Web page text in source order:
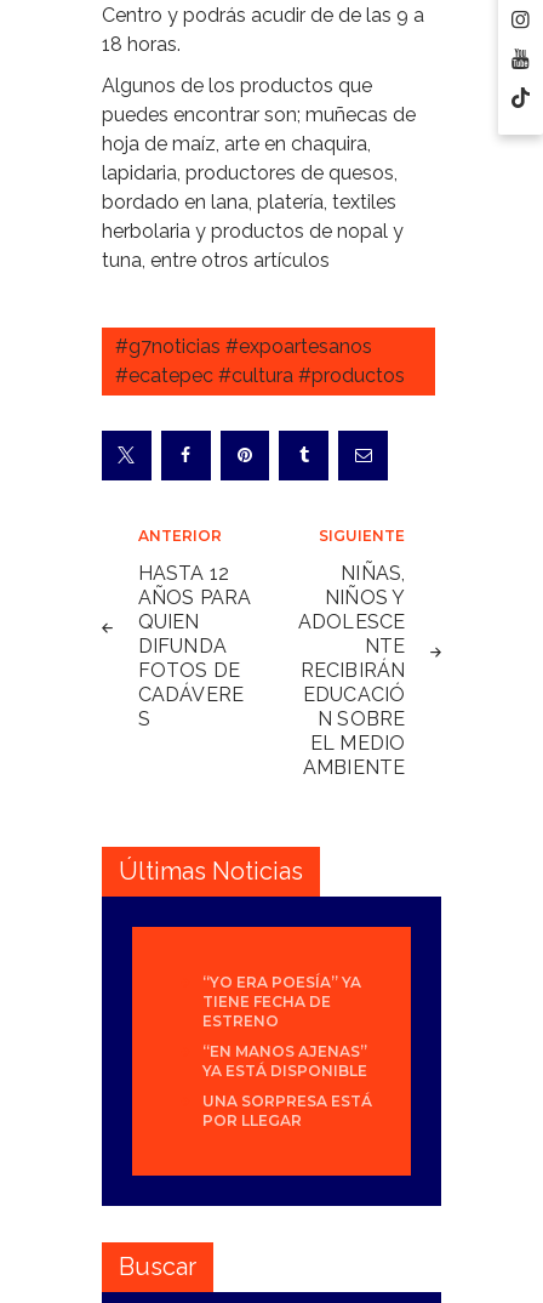
Centro y podrás acudir de de las 9 a
18 horas.
Algunos de los productos que
puedes encontrar son; muñecas de
hoja de maíz, arte en chaquira,
lapidaria, productores de quesos,
bordado en lana, platería, textiles
herbolaria y productos de nopal y
tuna, entre otros artículos
#g7noticias #expoartesanos
#ecatepec #cultura #productos
Navegación
de
entradas
ANTERIOR
HASTA 12
AÑOS PARA
QUIEN
DIFUNDA
FOTOS DE
CADÁVERE
S
SIGUIENTE
NIÑAS,
NIÑOS Y
ADOLESCE
NTE
RECIBIRÁN
EDUCACIÓ
N SOBRE
EL MEDIO
AMBIENTE
Últimas Noticias
“YO ERA POESÍA” YA
TIENE FECHA DE
ESTRENO
“EN MANOS AJENAS”
YA ESTÁ DISPONIBLE
UNA SORPRESA ESTÁ
POR LLEGAR
Buscar